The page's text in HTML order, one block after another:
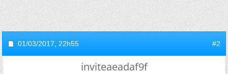
01/03/2017, 22h55 #2
inviteaeadaf9f